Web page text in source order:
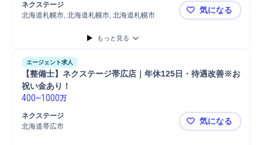
ネクステージ
北海道札幌市, 北海道札幌市, 北海道札幌市
【整備士】
気になる
もっと見る
エージェント求人
【整備士】ネクステージ帯広店｜年休125日・待遇改善※お
祝い金あり！
400~1000万
ネクステージ
北海道帯広市
【整備士】
気になる